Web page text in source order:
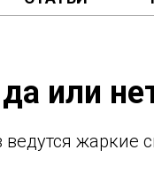
или
жаркие